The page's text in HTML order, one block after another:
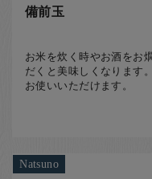
備前玉
お米を炊く時やお酒をお
だくと美味しくなります
お使いいただけます。
Natsuno